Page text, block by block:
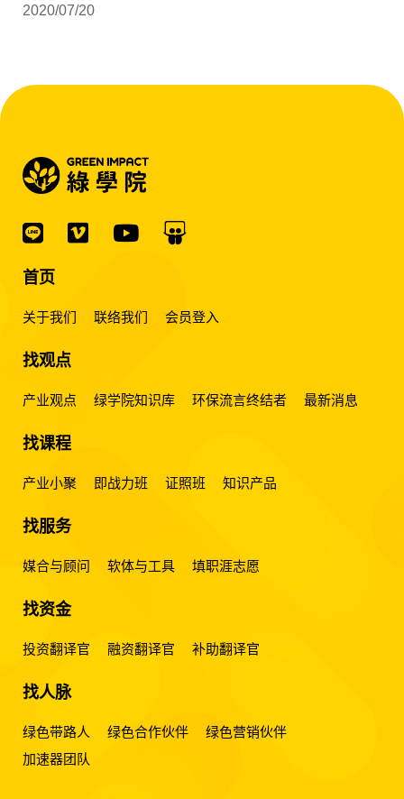
2020/07/20
首页
关于我们 联络我们 会员登入
找观点
产业观点 绿学院知识库 环保流言终结者 最新消息
找课程
产业小聚 即战力班 证照班 知识产品
找服务
媒合与顾问 软体与工具 填职涯志愿
找资金
投资翻译官 融资翻译官 补助翻译官
找人脉
绿色带路人 绿色合作伙伴
绿色营销伙伴
加速器团队